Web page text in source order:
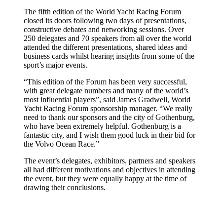
The fifth edition of the World Yacht Racing Forum
closed its doors following two days of presentations,
constructive debates and networking sessions. Over
250 delegates and 70 speakers from all over the world
attended the different presentations, shared ideas and
business cards whilst hearing insights from some of the
sport’s major events.
“This edition of the Forum has been very successful,
with great delegate numbers and many of the world’s
most influential players”, said James Gradwell, World
Yacht Racing Forum sponsorship manager. “We really
need to thank our sponsors and the city of Gothenburg,
who have been extremely helpful. Gothenburg is a
fantastic city, and I wish them good luck in their bid for
the Volvo Ocean Race.”
The event’s delegates, exhibitors, partners and speakers
all had different motivations and objectives in attending
the event, but they were equally happy at the time of
drawing their conclusions.